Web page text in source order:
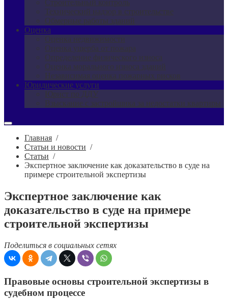
Строительный контроль
Технический надзор в строительстве
Обмерные работы зданий
Оценка
Оценка недвижимости
Оценка ущерба от пожара
Определение физического износа
Оценка морального износа зданий
Независимая оценка пожарных рисков
Юридические услуги
Юрист по ДДУ
Взыскание с застройщика за недостатки квартиры
Главная /
Статьи и новости /
Статьи /
Экспертное заключение как доказательство в суде на
примере строительной экспертизы
Экспертное заключение как
доказательство в суде на примере
строительной экспертизы
Поделиться в социальных сетях
Правовые основы строительной экспертизы в
судебном процессе